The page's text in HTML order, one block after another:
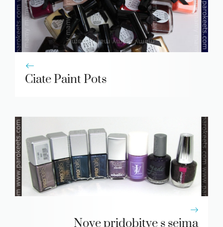
Ciate Paint Pots
Nove pridobitve s sejma